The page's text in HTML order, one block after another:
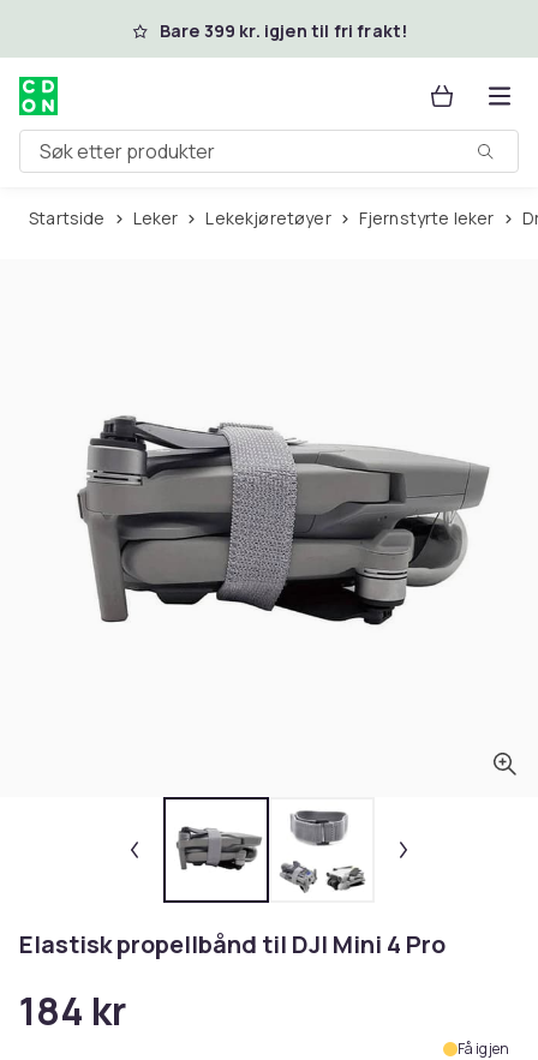
Hopp til hovedinnholdBare 399 kr. igjen til fri frakt!
Søk etter produkter
Startside Leker Lekekjøretøyer Fjernstyrte leker
Elastisk propellbånd til DJI Mini 4 Pro
184 kr
Få igjen